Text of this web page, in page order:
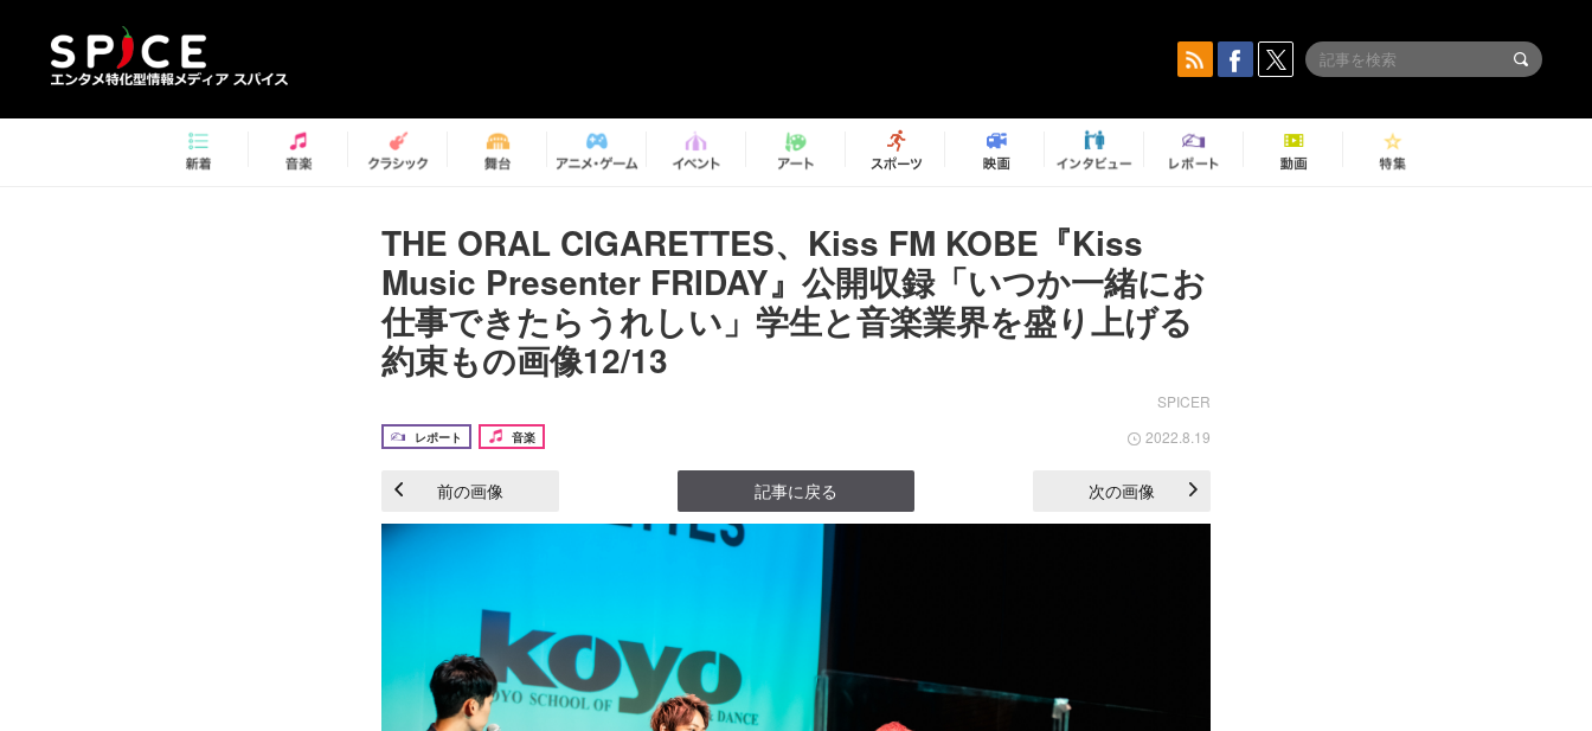
THE ORAL CIGARETTES、Kiss FM KOBE『Kiss
Music Presenter FRIDAY』公開収録「いつか一緒にお
仕事できたらうれしい」学生と音楽業界を盛り上げる
約束もの画像12/13
SPICER
レポート 音楽 2022.8.19
前の画像 記事に戻る 次の画像